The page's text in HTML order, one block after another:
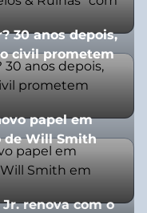
30 anos depois,
civil prometem
papel em
de Will Smith
renova com o